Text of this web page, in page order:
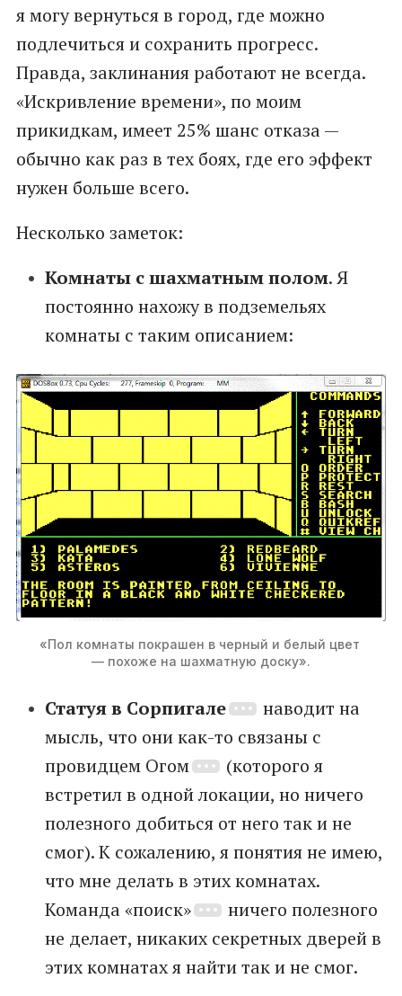
я могу вернуться в город, где можно
подлечиться и сохранить прогресс.
Правда, заклинания работают не всегда.
«Искривление времени», по моим
прикидкам, имеет 25% шанс отказа —
обычно как раз в тех боях, где его эффект
нужен больше всего.
Несколько заметок:
Комнаты с шахматным полом. Я
постоянно нахожу в подземельях
комнаты с таким описанием:
«Пол комнаты покрашен в черный и белый цвет
— похоже на шахматную доску».
Статуя в Сорпигале
наводит на
мысль, что они как-то связаны с
провидцем Огом
(которого я
встретил в одной локации, но ничего
полезного добиться от него так и не
смог). К сожалению, я понятия не имею,
что мне делать в этих комнатах.
Команда «поиск»
ничего полезного
не делает, никаких секретных дверей в
этих комнатах я найти так и не смог.